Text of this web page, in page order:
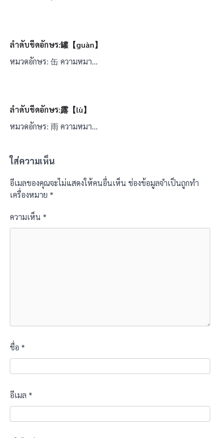
ลำดับขีดอักษร:罐【guàn】
หมวดอักษร: 缶 ความหมา…
ลำดับขีดอักษร:露【lù】
หมวดอักษร: 雨 ความหมา…
ใส่ความเห็น
อีเมลของคุณจะไม่แสดงให้คนอื่นเห็น ช่องข้อมูลจำเป็นถูกทำ
เครื่องหมาย *
ความเห็น *
ชื่อ *
อีเมล *